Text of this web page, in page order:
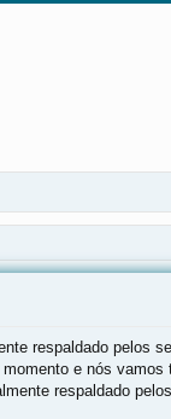
respaldado pelos
e nós vamos
respaldado